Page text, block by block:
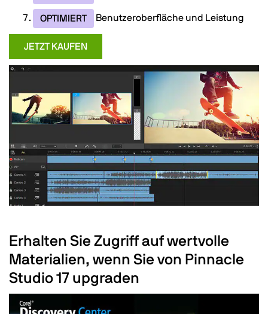
OPTIMIERT Benutzeroberfläche und Leistung
JETZT KAUFEN
Erhalten Sie Zugriff auf wertvolle
Materialien, wenn Sie von Pinnacle
Studio 17 upgraden